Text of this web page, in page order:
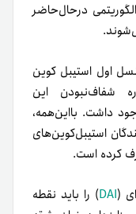
در‌حال‌حاضر
اول استیبل کوین
شفاف‌نبودن این
داشت. بااین‌همه،
استیبل‌کوین‌های
کرده است.
(
DAI) را باید نقطه